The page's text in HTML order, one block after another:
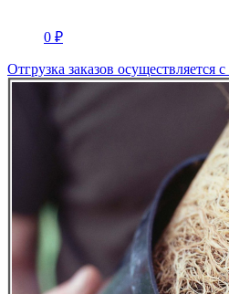
0 ₽
Отгрузка заказов осуществляется